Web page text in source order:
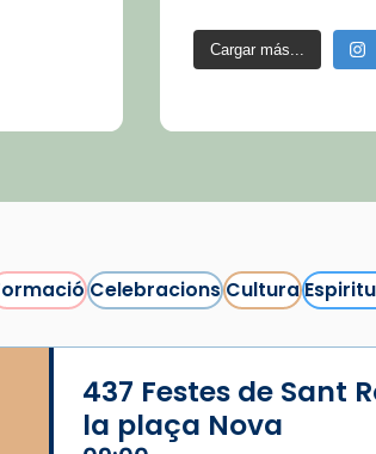
Cargar más...
CelebracionsCultura
437 Festes de Sant
la plaça Nova